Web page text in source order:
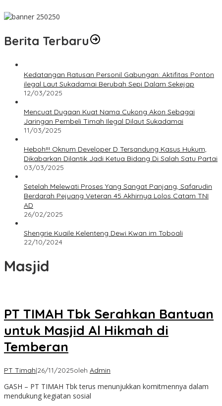
Berita Terbaru
Kedatangan Ratusan Personil Gabungan: Aktifitas Ponton
ilegal Laut Sukadamai Berubah Sepi Dalam Sekejap
12/03/2025
Mencuat Dugaan Kuat Nama Cukong Akon Sebagai
Jaringan Pembeli Timah Ilegal Dilaut Sukadamai
11/03/2025
Heboh!!! Oknum Developer D Tersandung Kasus Hukum,
Dikabarkan Dilantik Jadi Ketua Bidang Di Salah Satu Partai
03/03/2025
Setelah Melewati Proses Yang Sangat Panjang, Safarudin
Berdarah Pejuang Veteran 45 Akhirnya Lolos Catam TNI
AD
26/02/2025
Shengrie Kuaile Kelenteng Dewi Kwan im Toboali
22/10/2024
Masjid
PT TIMAH Tbk Serahkan Bantuan
untuk Masjid Al Hikmah di
Temberan
PT Timah|26/11/2025oleh Admin
GASH – PT TIMAH Tbk terus menunjukkan komitmennya dalam
mendukung kegiatan sosial